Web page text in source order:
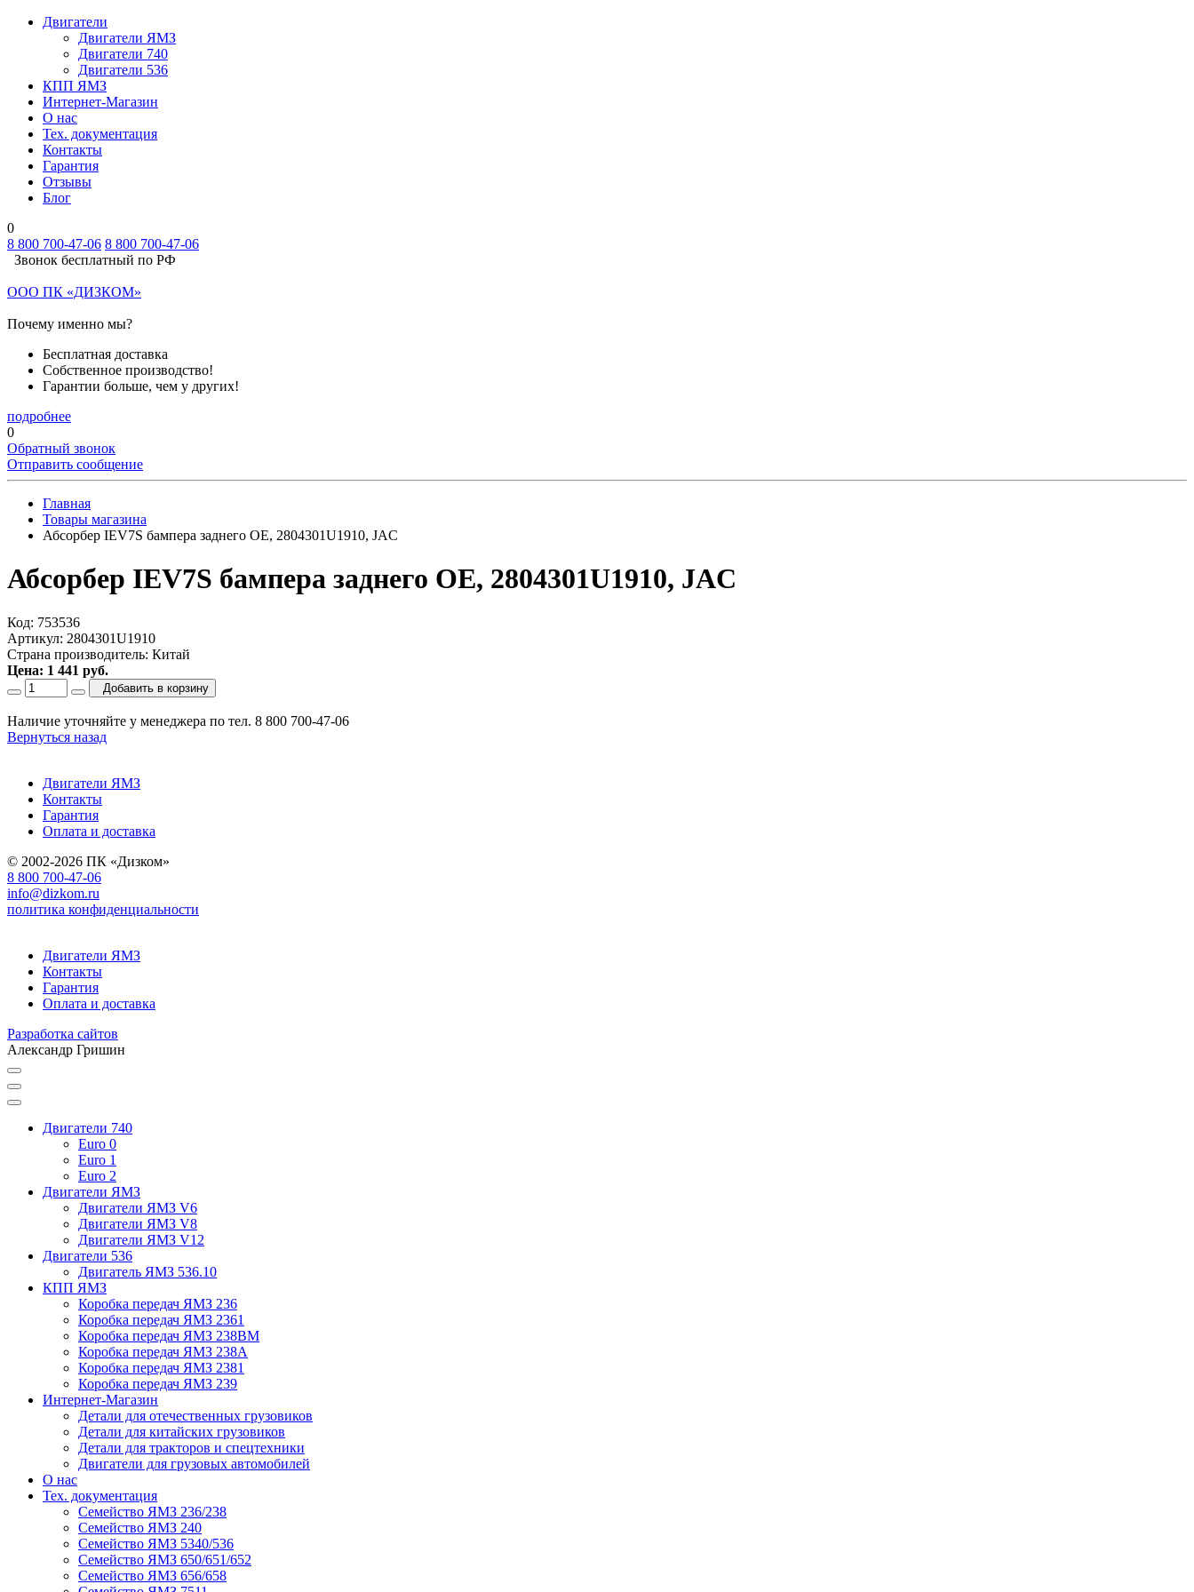
Двигатели
Двигатели ЯМЗ
Двигатели 740
Двигатели 536
КПП ЯМЗ
Интернет-Магазин
О нас
Тех. документация
Контакты
Гарантия
Отзывы
Блог
0
8 800 700-47-06 8 800 700-47-06
Звонок бесплатный по РФ
ООО ПК «ДИЗКОМ»
Почему именно мы?
Бесплатная доставка
Собственное производство!
Гарантии больше, чем у других!
подробнее
0
Обратный звонок
Отправить сообщение
Главная
Товары магазина
Абсорбер IEV7S бампера заднего OE, 2804301U1910, JAC
Абсорбер IEV7S бампера заднего OE, 2804301U1910, JAC
Код: 753536
Артикул: 2804301U1910
Страна производитель: Китай
Цена: 1 441 руб.
Добавить в корзину
Наличие уточняйте у менеджера по тел. 8 800 700-47-06
Вернуться назад
Двигатели ЯМЗ
Контакты
Гарантия
Оплата и доставка
© 2002-2026 ПК «Дизком»
8 800 700-47-06
info@dizkom.ru
политика конфиденциальности
Двигатели ЯМЗ
Контакты
Гарантия
Оплата и доставка
Разработка сайтов
Александр Гришин
Двигатели 740
Euro 0
Euro 1
Euro 2
Двигатели ЯМЗ
Двигатели ЯМЗ V6
Двигатели ЯМЗ V8
Двигатели ЯМЗ V12
Двигатели 536
Двигатель ЯМЗ 536.10
КПП ЯМЗ
Коробка передач ЯМЗ 236
Коробка передач ЯМЗ 2361
Коробка передач ЯМЗ 238ВМ
Коробка передач ЯМЗ 238А
Коробка передач ЯМЗ 2381
Коробка передач ЯМЗ 239
Интернет-Магазин
Детали для отечественных грузовиков
Детали для китайских грузовиков
Детали для тракторов и спецтехники
Двигатели для грузовых автомобилей
О нас
Тех. документация
Семейство ЯМЗ 236/238
Семейство ЯМЗ 240
Семейство ЯМЗ 5340/536
Семейство ЯМЗ 650/651/652
Семейство ЯМЗ 656/658